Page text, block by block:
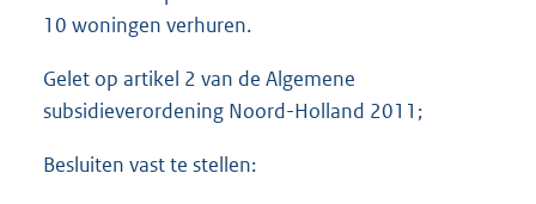
10 woningen verhuren.
Gelet op artikel 2 van de Algemene
subsidieverordening Noord-Holland 2011;
Besluiten vast te stellen: